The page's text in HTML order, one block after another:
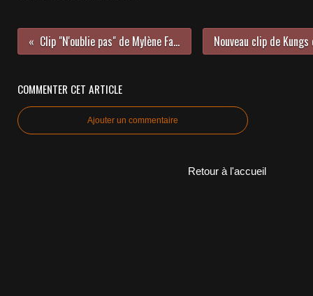
Clip "N'oublie pas" de Mylène Farmer et LP 2018
COMMENTER CET ARTICLE
Ajouter un commentaire
Retour à l'accueil